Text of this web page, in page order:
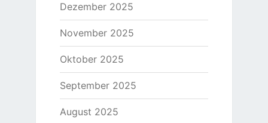
Dezember 2025
November 2025
Oktober 2025
September 2025
August 2025